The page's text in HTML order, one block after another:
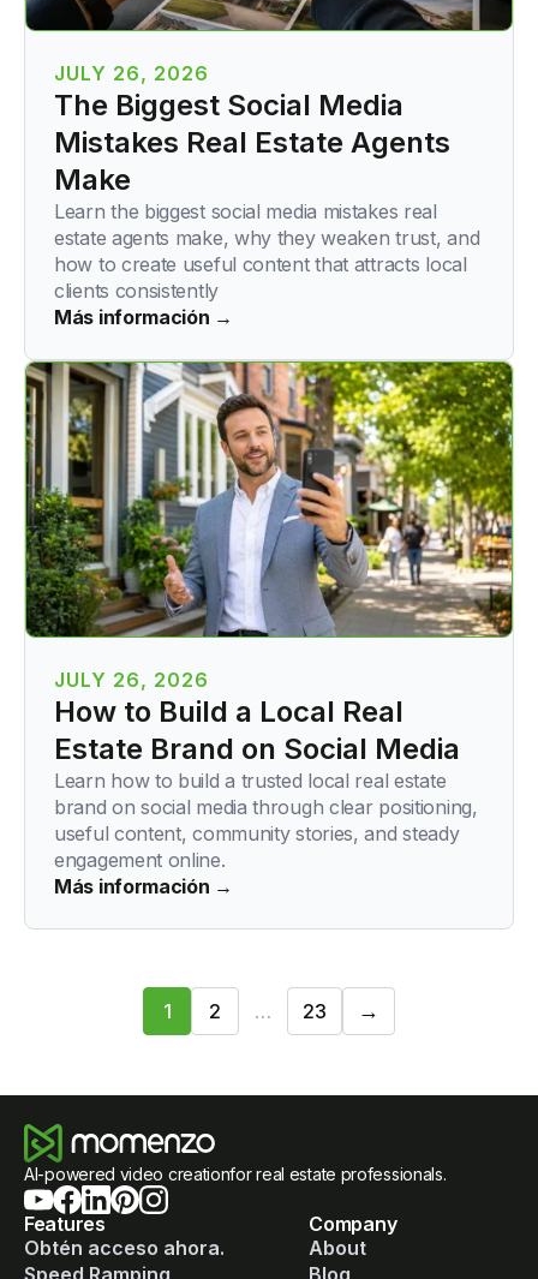
JULY 26, 2026
The Biggest Social Media
Mistakes Real Estate Agents
Make
Learn the biggest social media mistakes real
estate agents make, why they weaken trust, and
how to create useful content that attracts local
clients consistently
Más información →
JULY 26, 2026
How to Build a Local Real
Estate Brand on Social Media
Learn how to build a trusted local real estate
brand on social media through clear positioning,
useful content, community stories, and steady
engagement online.
Más información →
1 2 … 23 →
AI-powered video creationfor real estate professionals.
Features
Obtén acceso ahora.
Speed Ramping
Company
About
Blog